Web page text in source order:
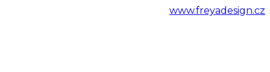
www.freyadesign.cz